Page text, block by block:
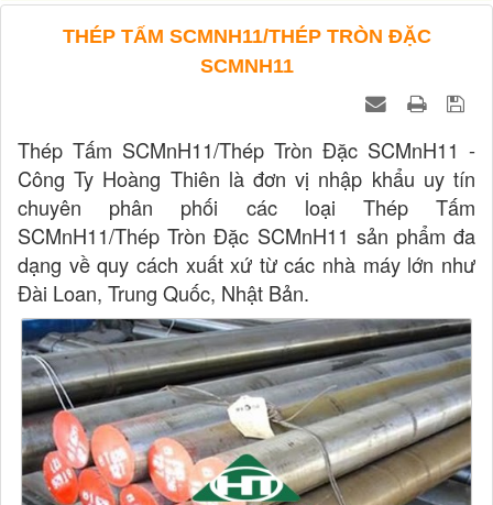
THÉP TẤM SCMNH11/THÉP TRÒN ĐẶC
SCMNH11
Thép Tấm SCMnH11/Thép Tròn Đặc SCMnH11 -
Công Ty Hoàng Thiên là đơn vị nhập khẩu uy tín
chuyên phân phối các loại Thép Tấm
SCMnH11/Thép Tròn Đặc SCMnH11 sản phẩm đa
dạng về quy cách xuất xứ từ các nhà máy lớn như
Đài Loan, Trung Quốc, Nhật Bản.